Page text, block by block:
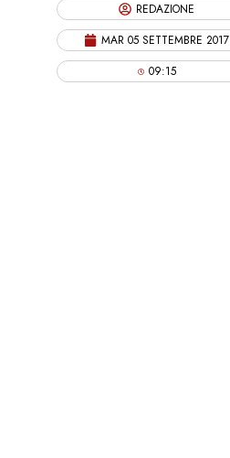
REDAZIONE
MAR 05 SETTEMBRE 2017
09:15